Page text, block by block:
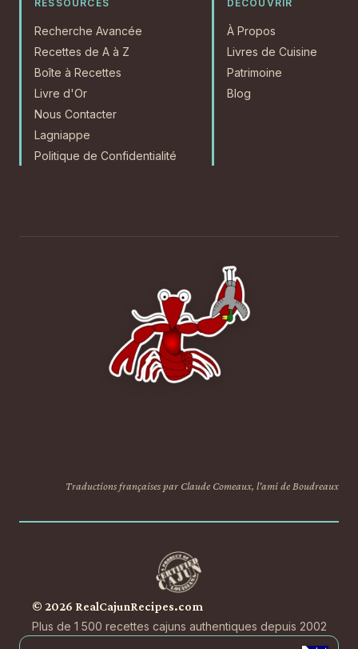
RESSOURCES
Recherche Avancée
Recettes de A à Z
Boîte à Recettes
Livre d'Or
Nous Contacter
Lagniappe
Politique de Confidentialité
DÉCOUVRIR
À Propos
Livres de Cuisine
Patrimoine
Blog
Traductions françaises par Claude Comeaux, l'ami de Boudreaux
© 2026 RealCajunRecipes.com
Plus de 1 500 recettes cajuns authentiques depuis 2002